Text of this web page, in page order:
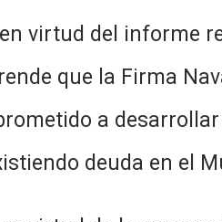
virtud del informe
que la Firma
a
deuda en el